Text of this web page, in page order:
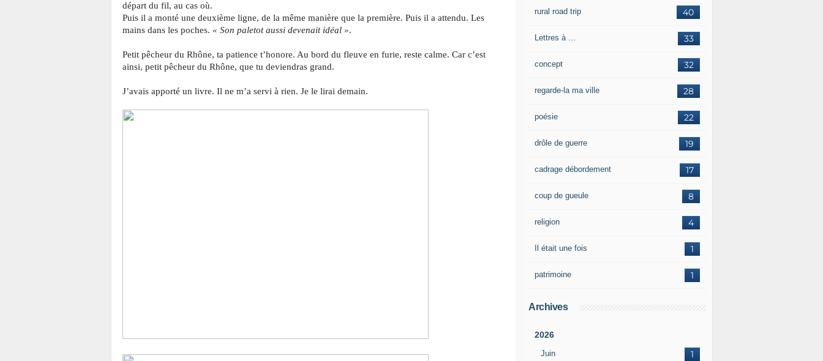
départ du fil, au cas où.
Puis il a monté une deuxième ligne, de la même manière que la première. Puis il a attendu. Les
mains dans les poches. « Son paletot aussi devenait idéal ».
Petit pêcheur du Rhône, ta patience t’honore. Au bord du fleuve en furie, reste calme. Car c’est
ainsi, petit pêcheur du Rhône, que tu deviendras grand.
J’avais apporté un livre. Il ne m’a servi à rien. Je le lirai demain.
40
rural road trip
33
Lettres à ...
32
concept
28
regarde-la ma ville
22
poésie
19
drôle de guerre
17
cadrage débordement
8
coup de gueule
4
religion
1
Il était une fois
1
patrimoine
Archives
2026
Juin 1